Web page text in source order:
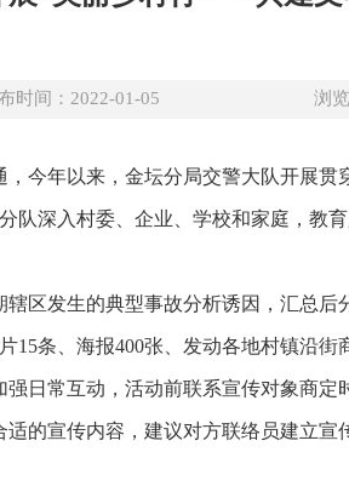
时间：2022-01-05 浏
，今年以来，金坛分局交警大队开展
队深入村委、企业、学校和家庭，教
区发生的典型事故分析诱因，汇总
15条、海报400张、发动各地村镇沿
日常互动，活动前联系宣传对象商
的宣传内容，建议对方联络员建立